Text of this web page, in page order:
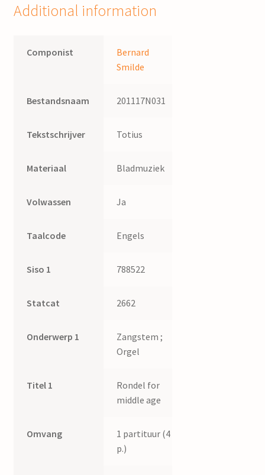
Townsend-
Additional information
Componist
Bernard
Smilde
Bestandsnaam 201117N031
Tekstschrijver Totius
Materiaal Bladmuziek
Volwassen Ja
Taalcode Engels
Siso 1 788522
Statcat 2662
Onderwerp 1
Zangstem ;
Orgel
Titel 1
Rondel for
middle age
Omvang
1 partituur (4
p.)